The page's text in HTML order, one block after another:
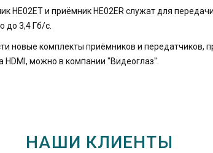
HE02ET и приёмник HE02ER служат для
до 3,4 Гб/с.
новые комплекты приёмников и передатчиков,
HDMI, можно в компании "Видеоглаз".
НАШИ КЛИЕНТЫ